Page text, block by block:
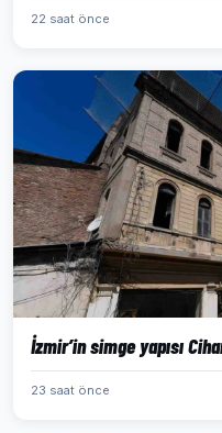
22 saat önce
İzmir’in simge yapısı
23 saat önce